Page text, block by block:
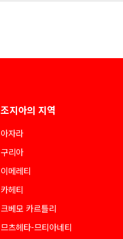
조지아의 지역
아자라
구리아
이메레티
카헤티
크베모 카르틀리
므츠헤타-므티아네티